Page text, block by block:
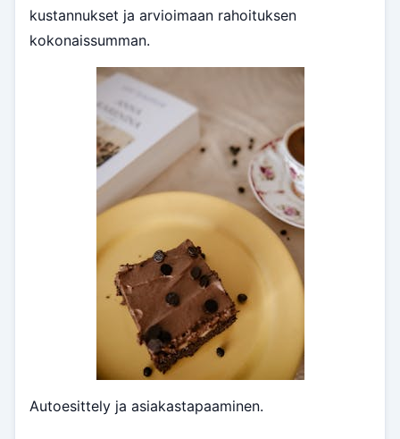
kustannukset ja arvioimaan rahoituksen
kokonaissumman.
Autoesittely ja asiakastapaaminen.